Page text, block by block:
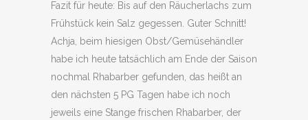
Fazit für heute: Bis auf den Räucherlachs zum
Frühstück kein Salz gegessen. Guter Schnitt!
Achja, beim hiesigen Obst/Gemüsehändler
habe ich heute tatsächlich am Ende der Saison
nochmal Rhabarber gefunden, das heißt an
den nächsten 5 PG Tagen habe ich noch
jeweils eine Stange frischen Rhabarber, der